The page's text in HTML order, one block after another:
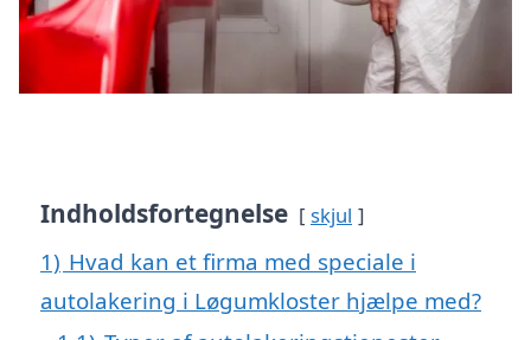
Indholdsfortegnelse skjul
1) Hvad kan et firma med speciale i
autolakering i Løgumkloster hjælpe med?